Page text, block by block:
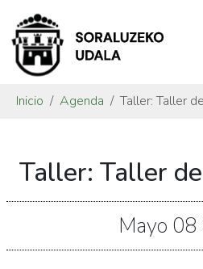
Inicio Agenda Taller: Taller
de-
Taller
Taller: Taller
Mayo 08